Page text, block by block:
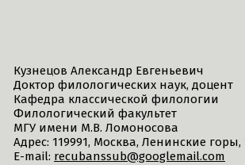
Кузнецов Александр Евгеньевич
Доктор филологических наук, доцент
Кафедра классической филологии
Филологический факультет
МГУ имени М.В. Ломоносова
Адрес: 119991, Москва, Ленинские
E-mail: recubanssub@googlemail.com